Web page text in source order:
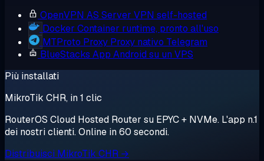
OpenVPN AS Server VPN self-hosted
Docker Container runtime, pronto all'uso
MTProto Proxy Proxy nativo Telegram
BlueStacks App Android su un VPS
Più installati
MikroTik CHR, in 1 clic
RouterOS Cloud Hosted Router su EPYC + NVMe. L'app n.1
dei nostri clienti. Online in 60 secondi.
Distribuisci MikroTik CHR →